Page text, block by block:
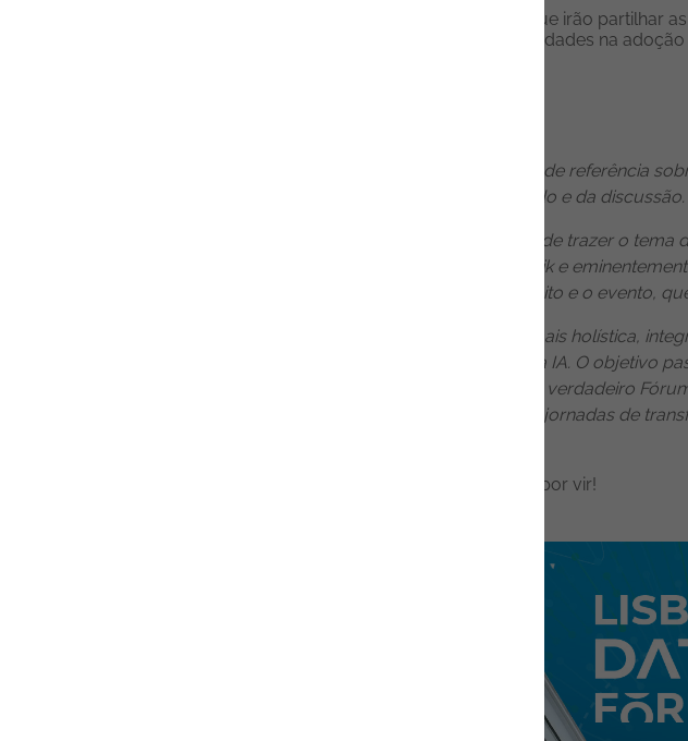
Cada uma destas sessões reúne especialistas que irão partilhar
organizações, abordando os desafios e oportunidades na
“O Lisbon Data & AI Forum é, hoje, o grande evento de referência
bater todos os recordes e elevar o nível do conteúdo e da discussão.
Um evento que nasceu, há 8 anos, da necessidade de trazer o
lançámos o Lisbon BI Forum, em parceria com a Qlik e
objetivo estava “cumprido” e reinventámos o conceito e o evento,
Pretendemos olhar para os Dados de uma forma mais holística,
que temos assistido nos últimos 2 anos em torno da IA. O objetivo
nos nas organizações e nos seus desafios. Criar um verdadeiro
pudessem encontrar e partilhar insights acerca das jornadas de
Fique atento a todas as novidades que ainda estão por vir!